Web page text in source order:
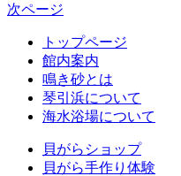
次ページ
トップページ
館内案内
鳴き砂とは
琴引浜について
海水浴場について
貝がらショップ
貝がら手作り体験